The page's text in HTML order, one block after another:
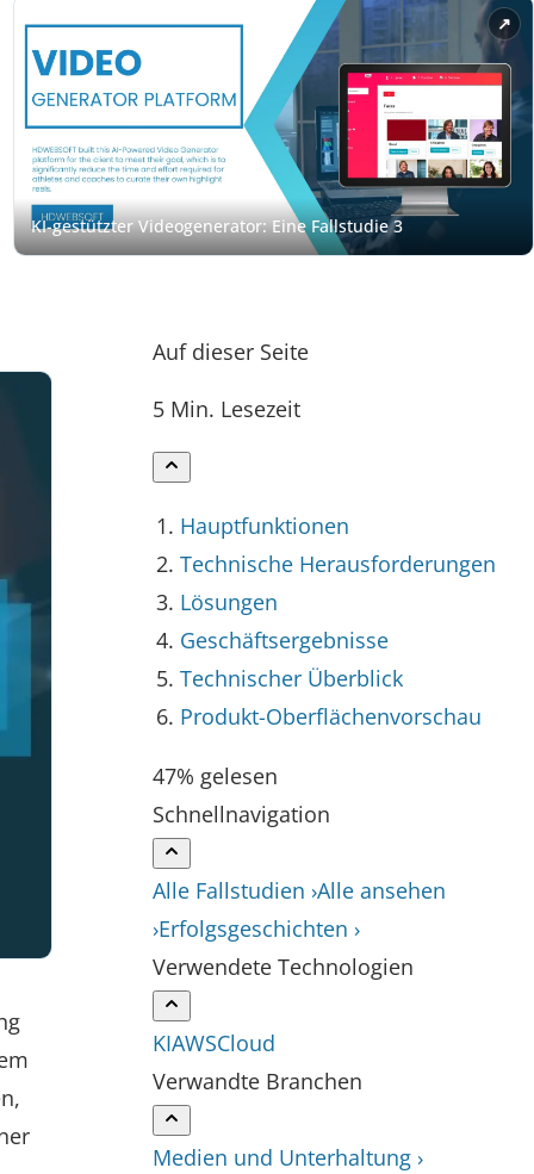
Auf dieser Seite
5 Min. Lesezeit
Hauptfunktionen
Technische Herausforderungen
Lösungen
Geschäftsergebnisse
Technischer Überblick
Produkt-Oberflächenvorschau
47% gelesen
Schnellnavigation
Alle Fallstudien ›Alle ansehen
›Erfolgsgeschichten ›
Verwendete Technologien
KIAWSCloud
Verwandte Branchen
Medien und Unterhaltung ›